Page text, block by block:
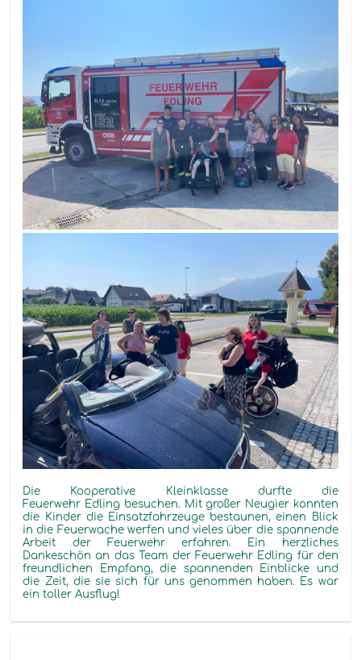
Die Kooperative Kleinklasse durfte
die
Feuerwehr Edling besuchen. Mit großer Neugier konnten
die Kinder die Einsatzfahrzeuge bestaunen, einen Blick
in die Feuerwache werfen und vieles über die spannende
Arbeit der Feuerwehr erfahren.
Ein herzliches
Dankeschön an das Team der Feuerwehr Edling für den
freundlichen Empfang, die spannenden Einblicke und
die Zeit, die sie sich für uns genommen haben. Es war
ein toller Ausflug!